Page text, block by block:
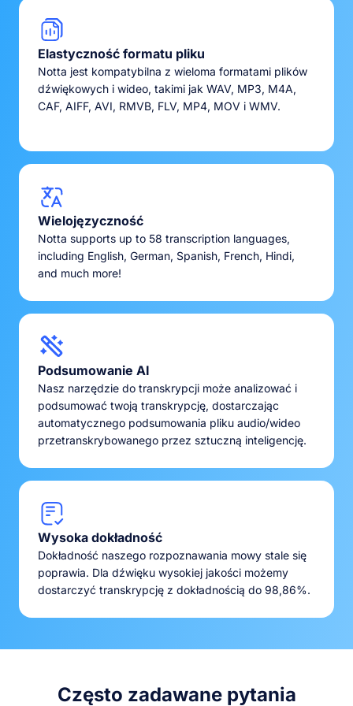
Elastyczność formatu pliku
Notta jest kompatybilna z wieloma formatami plików
dźwiękowych i wideo, takimi jak WAV, MP3, M4A,
CAF, AIFF, AVI, RMVB, FLV, MP4, MOV i WMV.
Wielojęzyczność
Notta supports up to 58 transcription languages,
including English, German, Spanish, French, Hindi,
and much more!
Podsumowanie AI
Nasz narzędzie do transkrypcji może analizować i
podsumować twoją transkrypcję, dostarczając
automatycznego podsumowania pliku audio/wideo
przetranskrybowanego przez sztuczną inteligencję.
Wysoka dokładność
Dokładność naszego rozpoznawania mowy stale się
poprawia. Dla dźwięku wysokiej jakości możemy
dostarczyć transkrypcję z dokładnością do 98,86%.
Często zadawane pytania